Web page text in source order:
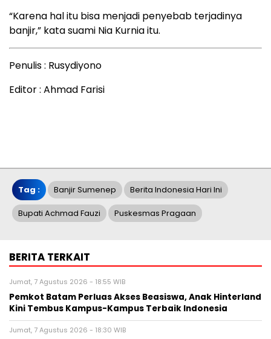
“Karena hal itu bisa menjadi penyebab terjadinya
banjir,” kata suami Nia Kurnia itu.
Penulis : Rusydiyono
Editor : Ahmad Farisi
Tag : Banjir Sumenep Berita Indonesia Hari Ini
Bupati Achmad Fauzi Puskesmas Pragaan
BERITA TERKAIT
Jumat, 7 Agustus 2026 - 18:55 WIB
Pemkot Batam Perluas Akses Beasiswa, Anak Hinterland
Kini Tembus Kampus-Kampus Terbaik Indonesia
Jumat, 7 Agustus 2026 - 18:30 WIB